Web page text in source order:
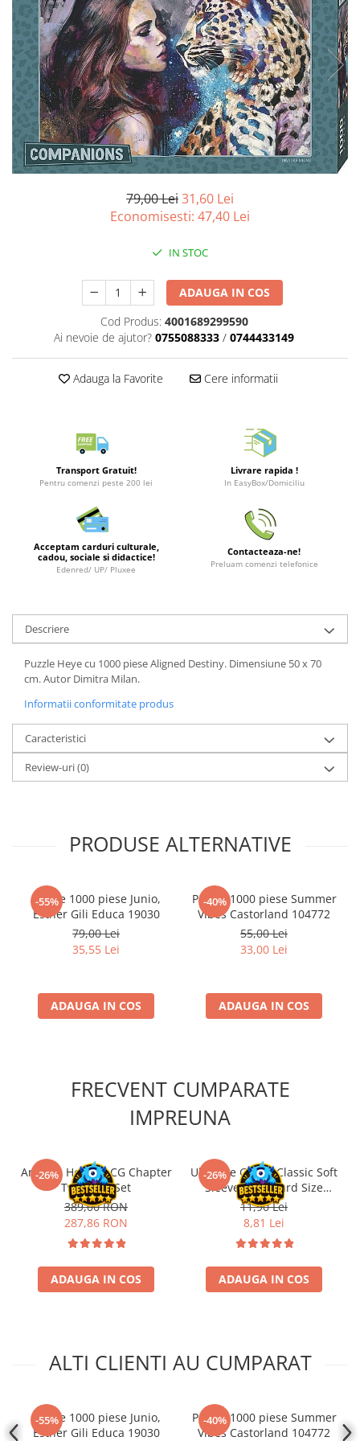
Battletech
Final Girl - solo game
Miniaturi Arkham Horror
Miniaturi HEROCLIX
Accesorii pentru boardgames
Protectii carti (Sleeves)
Playmats
Portofolii/ Clasoare pentru carti
Alte produse Hobby
Geek Stuff
Brelocuri
Decoratiuni
Carti
Fesuri
Studio Ghibli/My Neighbor
Totoro/Kiki etc
Minecraft
Carnetele
Dragon Ball
Lord of The Rings
Sailor Moon
Harry Potter
Stranger Things
Accesorii Clasice
Sanrio
Comic Books (Benzi Desenate)
Trading Card Games
DragonBallZ
Yu Gi Oh
Digimon Card Game
Weis Schwarz
Flesh and Blood
79,00 Lei31,60 Lei
Economisesti: 47,40 Lei
IN STOC
ADAUGA IN COS
Cod Produs: 4001689299590
Ai nevoie de ajutor? 0755088333 / 0744433149
Adauga la Favorite Cere informatii
Transport Gratuit!
Pentru comenzi peste 200 lei
Livrare rapida !
In EasyBox/Domiciliu
Acceptam carduri culturale,
cadou, sociale si didactice!
Edenred/ UP/ Pluxee
Contacteaza-ne!
Preluam comenzi telefonice
Descriere
Puzzle Heye cu 1000 piese Aligned Destiny. Dimensiune 50 x 70
cm. Autor Dimitra Milan.
Informatii conformitate produs
Caracteristici
Review-uri(0)
PRODUSE ALTERNATIVE
-55%
Puzzle 1000 piese Junio,
Esther Gili Educa 19030
79,00 Lei
35,55 Lei
ADAUGA IN COS
-40%
Puzzle 1000 piese Summer
Vibes Castorland 104772
55,00 Lei
33,00 Lei
ADAUGA IN COS
FRECVENT CUMPARATE
IMPREUNA
-26%
Arkham Horror LCG Chapter
Two Core Set
389,00 RON
287,86 RON
ADAUGA IN COS
-26%
Ultimate Guard Classic Soft
Sleeves Standard Size
Transparent (100)
11,90 Lei
8,81 Lei
ADAUGA IN COS
ALTI CLIENTI AU CUMPARAT
-55%
Puzzle 1000 piese Junio,
Esther Gili Educa 19030
-40%
Puzzle 1000 piese Summer
Vibes Castorland 104772